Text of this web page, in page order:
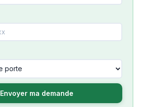
Envoyer ma demande